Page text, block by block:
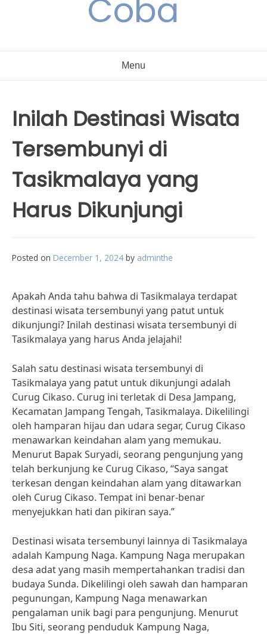
Coba
Menu
Inilah Destinasi Wisata
Tersembunyi di
Tasikmalaya yang
Harus Dikunjungi
Posted on December 1, 2024 by adminthe
Apakah Anda tahu bahwa di Tasikmalaya terdapat
destinasi wisata tersembunyi yang patut untuk
dikunjungi? Inilah destinasi wisata tersembunyi di
Tasikmalaya yang harus Anda jelajahi!
Salah satu destinasi wisata tersembunyi di
Tasikmalaya yang patut untuk dikunjungi adalah
Curug Cikaso. Curug ini terletak di Desa Jampang,
Kecamatan Jampang Tengah, Tasikmalaya. Dikelilingi
oleh hamparan hijau dan udara segar, Curug Cikaso
menawarkan keindahan alam yang memukau.
Menurut Bapak Suryadi, seorang pengunjung yang
telah berkunjung ke Curug Cikaso, “Saya sangat
terkesan dengan keindahan alam yang ditawarkan
oleh Curug Cikaso. Tempat ini benar-benar
menyejukkan hati dan pikiran saya.”
Destinasi wisata tersembunyi lainnya di Tasikmalaya
adalah Kampung Naga. Kampung Naga merupakan
desa adat yang masih mempertahankan tradisi dan
budaya Sunda. Dikelilingi oleh sawah dan hamparan
pegunungan, Kampung Naga menawarkan
pengalaman unik bagi para pengunjung. Menurut
Ibu Siti, seorang penduduk Kampung Naga,